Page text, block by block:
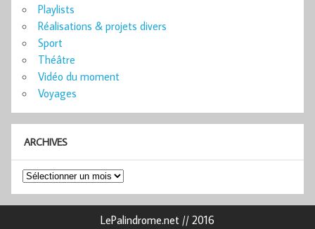
Playlists
Réalisations & projets divers
Sport
Théâtre
Vidéo du moment
Voyages
ARCHIVES
Archives
LePalindrome.net // 2016